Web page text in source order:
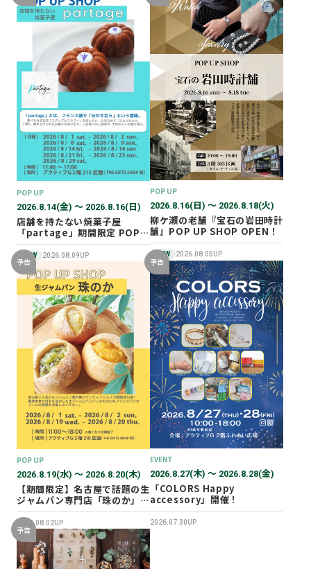
POP UP
2026.8.14(金) 〜 2026.8.16(日)
店舗を持たない焼菓子屋
「partage」期間限定 POP
UP SHOP オープン！
NEW 2026.08.09UP
POP UP
2026.8.16(日) 〜 2026.8.18(火)
柳ケ瀬の老舗『宝石の岩田時計
舗』POP UP SHOP OPEN！
NEW 2026.08.05UP
予告
POP UP
2026.8.19(水) 〜 2026.8.20(木)
【期間限定】名古屋で話題の生
ジャムパン専門店「珠のか」
POP UP SHOP
2026.08.02UP
予告
EVENT
2026.8.27(木) 〜 2026.8.28(金)
「COLORS Happy
accessory」開催！
2026.07.30UP
予告